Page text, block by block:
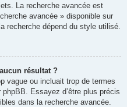
La recherche avancée est
avancée » disponible sur
recherche dépend du style utilisé.
résultat ?
vague ou incluait trop de termes
Essayez d’être plus précis
dans la recherche avancée.